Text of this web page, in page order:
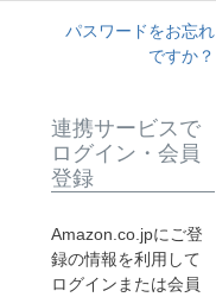
パスワードをお忘れ
ですか？
連携サービスで
ログイン・会員
登録
Amazon.co.jpにご登
録の情報を利用して
ログインまたは会員